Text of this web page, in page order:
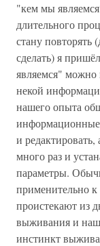
"кем мы
длительного
стану повторять
сделать) я
являемся" можно
некой
нашего опыта
информационные
и
много раз и
параметры.
применительно
проистекают из
выживания и
инстинкт